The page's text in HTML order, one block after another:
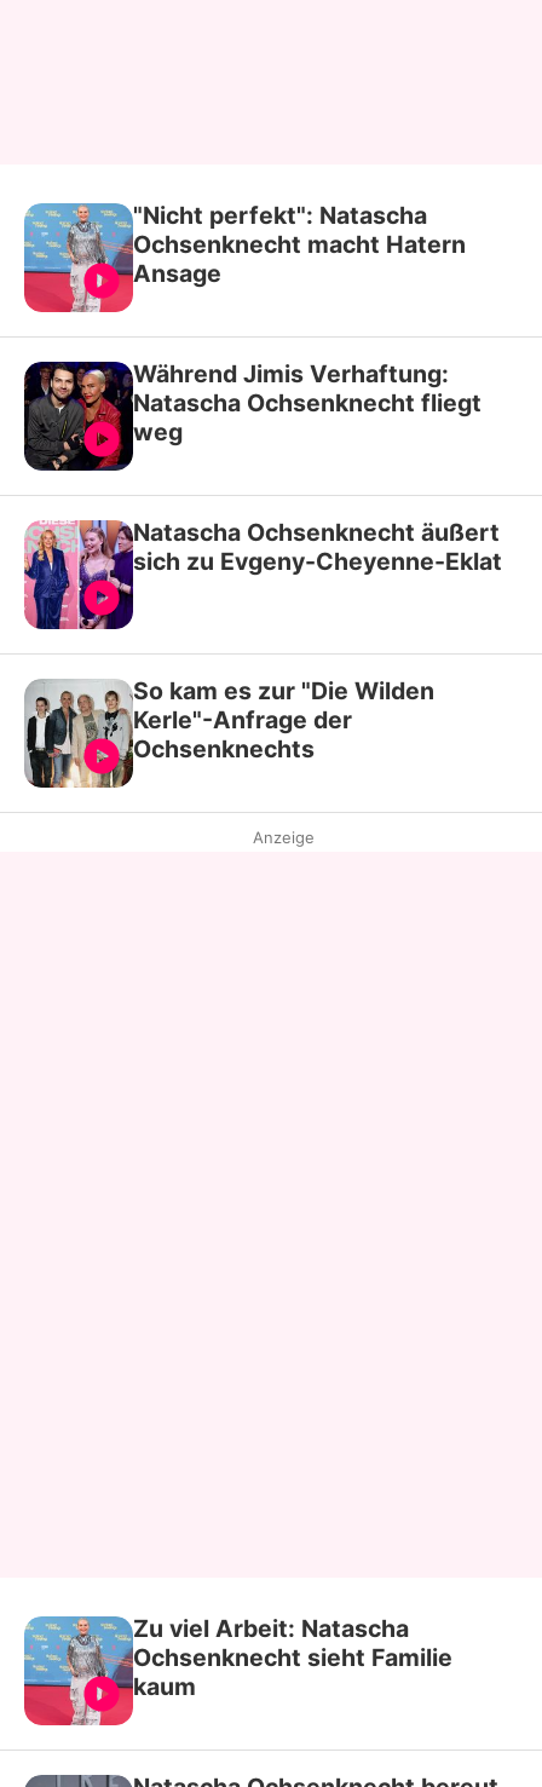
"Nicht perfekt": Natascha
Ochsenknecht macht Hatern
Ansage
Während Jimis Verhaftung:
Natascha Ochsenknecht fliegt
weg
Natascha Ochsenknecht äußert
sich zu Evgeny-Cheyenne-Eklat
So kam es zur "Die Wilden
Kerle"-Anfrage der
Ochsenknechts
Anzeige
Zu viel Arbeit: Natascha
Ochsenknecht sieht Familie
kaum